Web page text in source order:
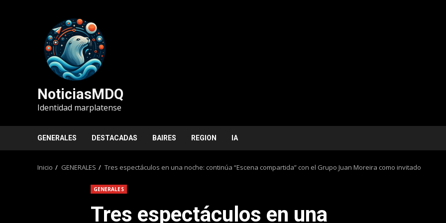
NoticiasMDQ
Identidad marplatense
GENERALES DESTACADAS BAIRES REGION IA
Inicio GENERALES Tres espectáculos en una noche: continúa “Escena compartida” con el Grupo Juan Moreira como invitado
GENERALES
Tres espectáculos en una